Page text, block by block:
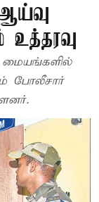
மையங்களில்
போலீசார்